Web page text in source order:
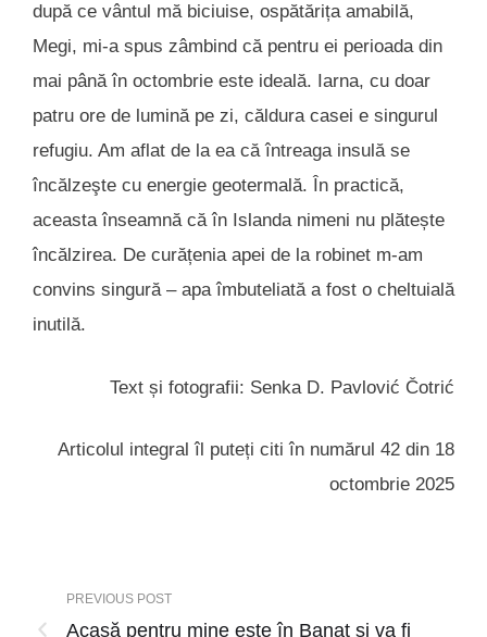
după ce vântul mă biciuise, ospătărița amabilă,
Megi, mi-a spus zâmbind că pentru ei perioada din
mai până în octombrie este ideală. Iarna, cu doar
patru ore de lumină pe zi, căldura casei e singurul
refugiu. Am aflat de la ea că întreaga insulă se
încălzeşte cu energie geotermală. În practică,
aceasta înseamnă că în Islanda nimeni nu plătește
încălzirea. De curățenia apei de la robinet m-am
convins singură – apa îmbuteliată a fost o cheltuială
inutilă.
Text și fotografii: Senka D. Pavlović Čotrić
Articolul integral îl puteți citi în numărul 42 din 18
octombrie 2025
PREVIOUS POST
Acasă pentru mine este în Banat și va fi